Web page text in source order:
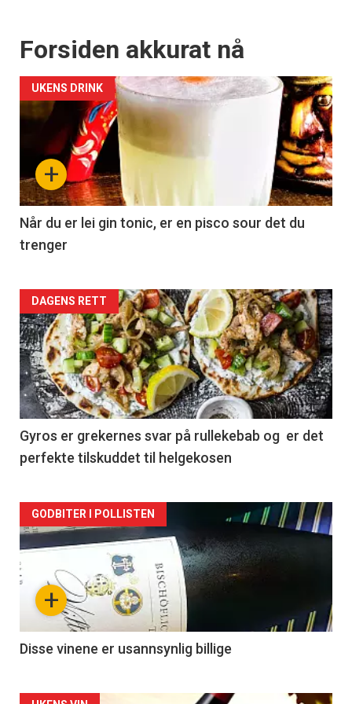
Forsiden akkurat nå
+
UKENS DRINK
Når du er lei gin tonic, er en pisco sour det du
trenger
Forsiden
akkurat
nå
-
2
DAGENS RETT
Gyros er grekernes svar på rullekebab og er det
perfekte tilskuddet til helgekosen
Forsiden
akkurat
nå
3
+
GODBITER I POLLISTEN
Disse vinene er usannsynlig billige